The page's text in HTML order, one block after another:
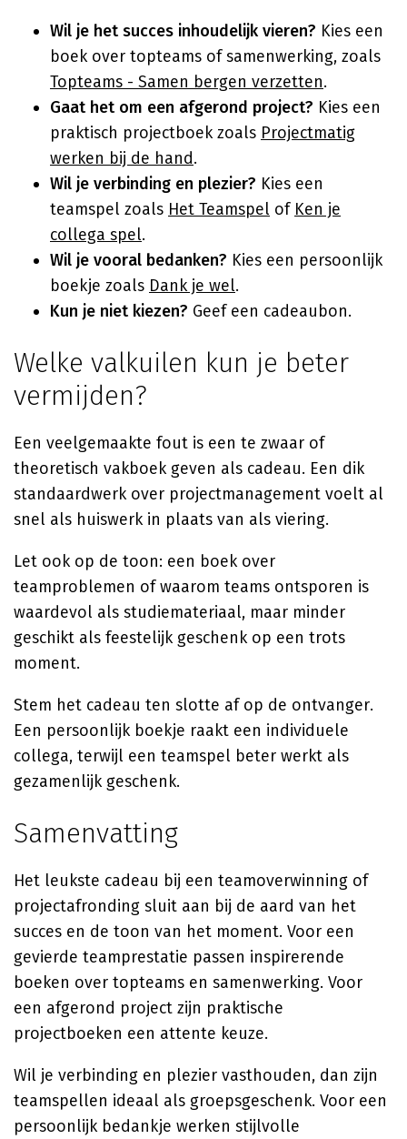
Wil je het succes inhoudelijk vieren? Kies een
boek over topteams of samenwerking, zoals
Topteams - Samen bergen verzetten.
Gaat het om een afgerond project? Kies een
praktisch projectboek zoals Projectmatig
werken bij de hand.
Wil je verbinding en plezier? Kies een
teamspel zoals Het Teamspel of Ken je
collega spel.
Wil je vooral bedanken? Kies een persoonlijk
boekje zoals Dank je wel.
Kun je niet kiezen? Geef een cadeaubon.
Welke valkuilen kun je beter
vermijden?
Een veelgemaakte fout is een te zwaar of
theoretisch vakboek geven als cadeau. Een dik
standaardwerk over projectmanagement voelt al
snel als huiswerk in plaats van als viering.
Let ook op de toon: een boek over
teamproblemen of waarom teams ontsporen is
waardevol als studiemateriaal, maar minder
geschikt als feestelijk geschenk op een trots
moment.
Stem het cadeau ten slotte af op de ontvanger.
Een persoonlijk boekje raakt een individuele
collega, terwijl een teamspel beter werkt als
gezamenlijk geschenk.
Samenvatting
Het leukste cadeau bij een teamoverwinning of
projectafronding sluit aan bij de aard van het
succes en de toon van het moment. Voor een
gevierde teamprestatie passen inspirerende
boeken over topteams en samenwerking. Voor
een afgerond project zijn praktische
projectboeken een attente keuze.
Wil je verbinding en plezier vasthouden, dan zijn
teamspellen ideaal als groepsgeschenk. Voor een
persoonlijk bedankje werken stijlvolle